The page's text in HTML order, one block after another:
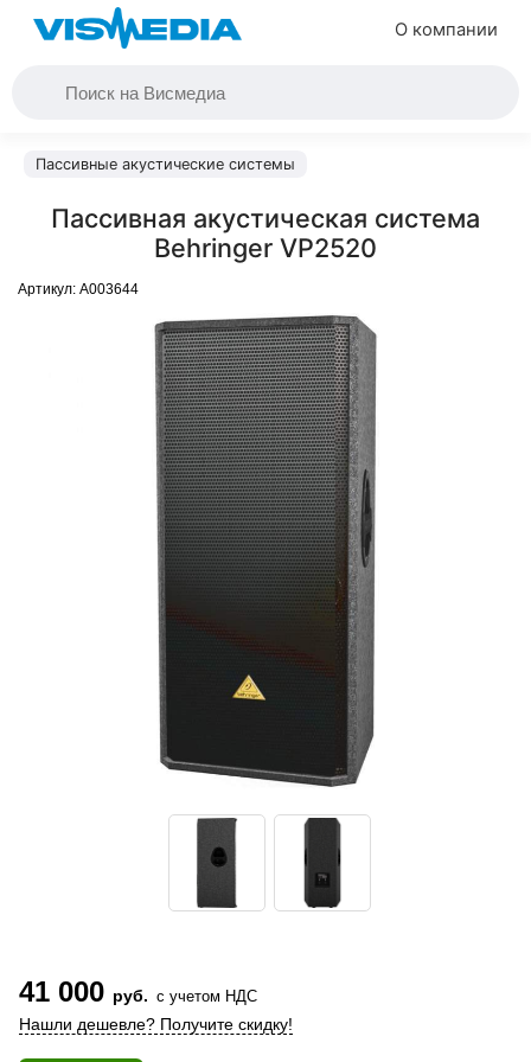
О компании
Пассивные акустические системы
Пассивная акустическая система
Behringer VP2520
Артикул: A003644
41 000 руб. с учетом НДС
Нашли дешевле? Получите скидку!